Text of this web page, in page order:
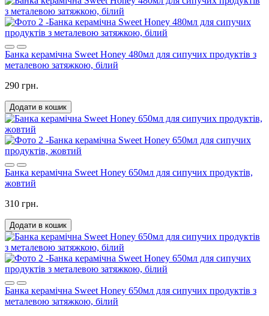
Банка керамічна Sweet Honey 480мл для сипучих продуктів з
металевою затяжкою, білий
290 грн.
Додати в кошик
Банка керамічна Sweet Honey 650мл для сипучих продуктів,
жовтий
310 грн.
Додати в кошик
Банка керамічна Sweet Honey 650мл для сипучих продуктів з
металевою затяжкою, білий